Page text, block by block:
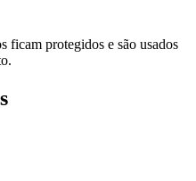
ficam protegidos e são usados